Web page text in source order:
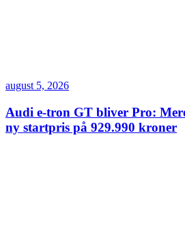
august 5, 2026
Audi e-tron GT bliver Pro:
ny startpris på 929.990 kroner